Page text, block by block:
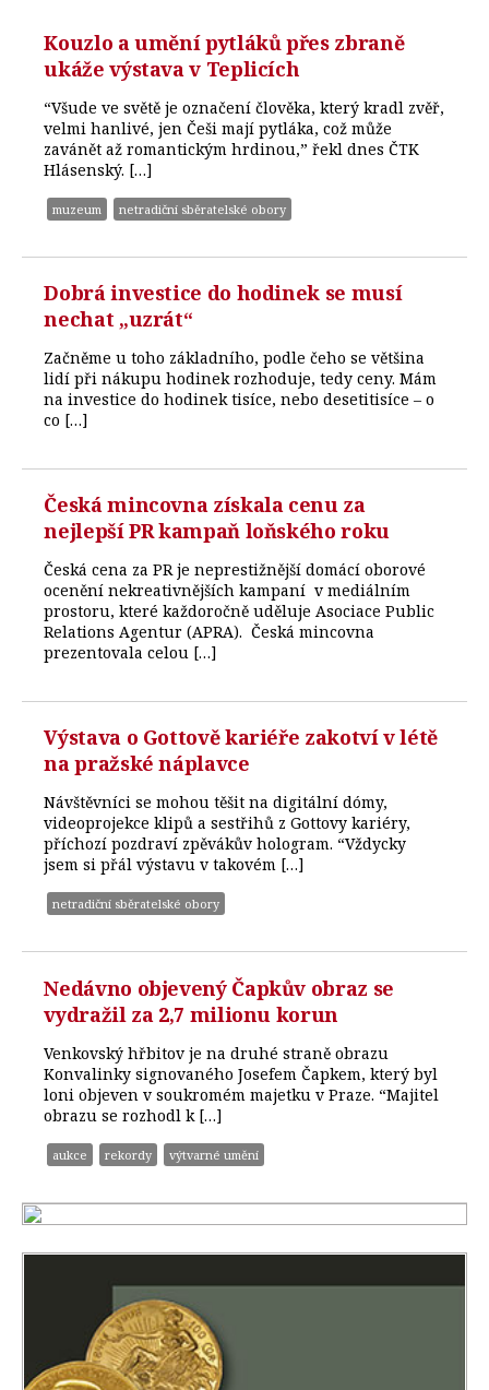
Kouzlo a umění pytláků přes zbraně
ukáže výstava v Teplicích
“Všude ve světě je označení člověka, který kradl zvěř,
velmi hanlivé, jen Češi mají pytláka, což může
zavánět až romantickým hrdinou,” řekl dnes ČTK
Hlásenský. […]
muzeum netradiční sběratelské obory
Dobrá investice do hodinek se musí
nechat „uzrát“
Začněme u toho základního, podle čeho se většina
lidí při nákupu hodinek rozhoduje, tedy ceny. Mám
na investice do hodinek tisíce, nebo desetitisíce – o
co […]
Česká mincovna získala cenu za
nejlepší PR kampaň loňského roku
Česká cena za PR je neprestižnější domácí oborové
ocenění nekreativnějších kampaní v mediálním
prostoru, které každoročně uděluje Asociace Public
Relations Agentur (APRA). Česká mincovna
prezentovala celou […]
Výstava o Gottově kariéře zakotví v létě
na pražské náplavce
Návštěvníci se mohou těšit na digitální dómy,
videoprojekce klipů a sestřihů z Gottovy kariéry,
příchozí pozdraví zpěvákův hologram. “Vždycky
jsem si přál výstavu v takovém […]
netradiční sběratelské obory
Nedávno objevený Čapkův obraz se
vydražil za 2,7 milionu korun
Venkovský hřbitov je na druhé straně obrazu
Konvalinky signovaného Josefem Čapkem, který byl
loni objeven v soukromém majetku v Praze. “Majitel
obrazu se rozhodl k […]
aukce rekordy výtvarné umění